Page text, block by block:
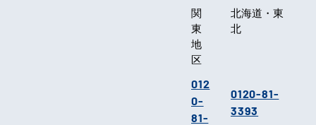
関
東
地
区
012
0-
81-
北海道・東
北
0120-81-
3393